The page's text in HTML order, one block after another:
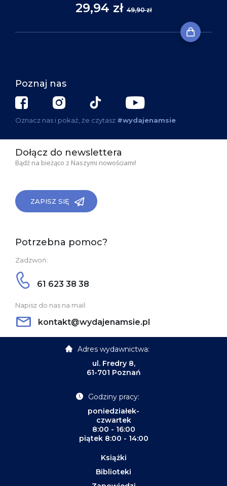
29,94 zł 49,90 zł
Poznaj nas
Oznacz nas i pokaż, że czytasz #wydajenamsie
Dołącz do newslettera
Bądź na bieżąco z Naszymi nowościami!
ZAPISZ SIĘ
Potrzebna pomoc?
Zadzwoń:
61 623 38 38
Napisz do nas na mail:
kontakt@wydajenamsie.pl
Adres wydawnictwa:
ul. Fredry 8,
61-701 Poznań
Godziny pracy:
poniedziałek-
czwartek
8:00 - 16:00
piątek 8:00 - 14:00
Książki
Biblioteki